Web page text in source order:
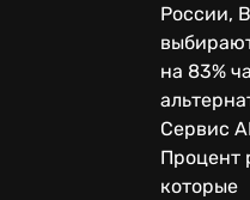
России,
на 83%
Сервис
Процент
которые